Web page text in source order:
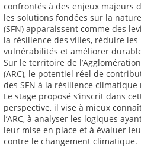
confrontés à des enjeux majeurs
les solutions fondées sur la nature
(SFN) apparaissent comme des
la résilience des villes, réduire les
vulnérabilités et améliorer
Sur le territoire de
(ARC), le potentiel réel de
des SFN à la résilience
Le stage proposé s’inscrit dans
perspective, il vise à mieux
l’ARC, à analyser les logiques
leur mise en place et à évaluer
contre le changement climatique.